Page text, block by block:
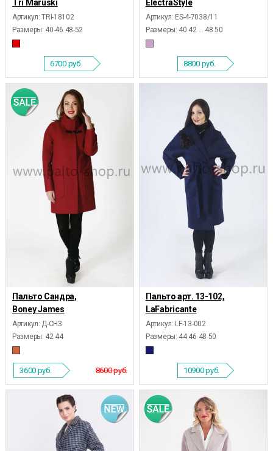
Tri Maruski
Артикул: TRI-18102
Размеры: 40-46 48-52
6700 руб.
ElectraStyle
Артикул: ES-4-7038/11
Размеры: 40 42 ... 48 50
8800 руб.
Пальто Сандра,
Boney James
Артикул: Д-СН3
Размеры: 42 44
8600 руб.
3600 руб.
Пальто арт. 13-102,
LaFabricante
Артикул: LF-13-002
Размеры: 44 46 48 50
10900руб.